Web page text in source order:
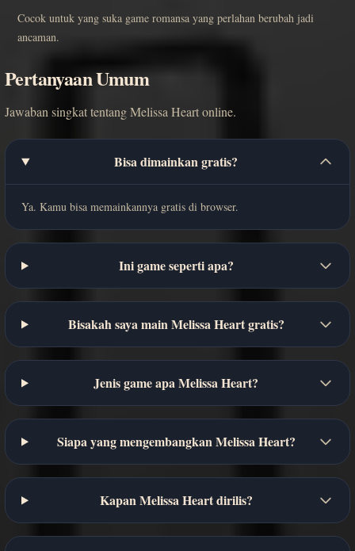
Cocok untuk yang suka game romansa yang perlahan berubah jadi
ancaman.
Pertanyaan Umum
Jawaban singkat tentang Melissa Heart online.
Bisa dimainkan gratis?
Ya. Kamu bisa memainkannya gratis di browser.
Ini game seperti apa?
Bisakah saya main Melissa Heart gratis?
Jenis game apa Melissa Heart?
Siapa yang mengembangkan Melissa Heart?
Kapan Melissa Heart dirilis?